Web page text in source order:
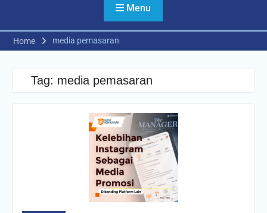
Menu
Home media pemasaran
Tag: media pemasaran